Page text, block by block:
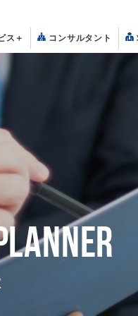
ス ＋ コンサルタント